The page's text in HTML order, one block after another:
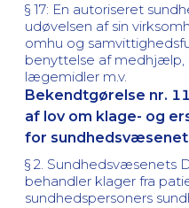
§ 17: En autoriseret
udøvelsen af sin
omhu og
benyttelse af medhjælp,
lægemidler m.v.
Bekendtgørelse nr.
af lov om klage- og
for
§ 2. Sundhedsvæsenets
behandler klager fra
sundhedspersoners